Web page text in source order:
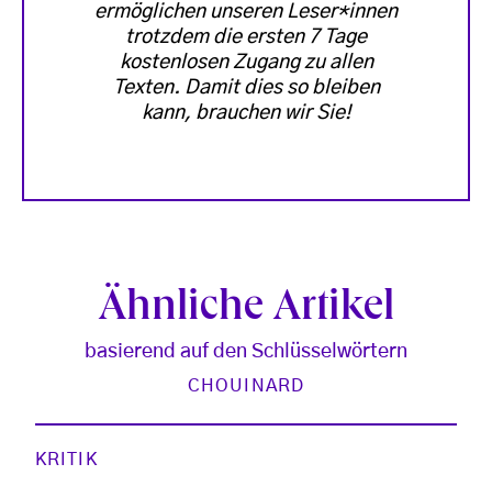
ermöglichen unseren Leser*innen
trotzdem die ersten 7 Tage
kostenlosen Zugang zu allen
Texten. Damit dies so bleiben
kann, brauchen wir Sie!
Ähnliche Artikel
basierend auf den Schlüsselwörtern
CHOUINARD
KRITIK